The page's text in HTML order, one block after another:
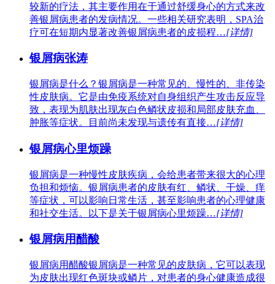
较新的疗法，其主要作用在于通过舒缓身心的方式来改
善银屑病患者的发病情况。一些相关研究表明，SPA治
疗可在短期内显著改善银屑病患者的皮损程…[详情]
银屑病张涛
银屑病是什么？银屑病是一种常见的、慢性的、非传染
性皮肤病。它是由免疫系统对自身组织产生攻击反应导
致，表现为肌肤出现灰白色鳞状皮损和局部皮肤充血、
肿胀等症状。目前尚未发现与遗传有直接…[详情]
银屑病心里烦躁
银屑病是一种慢性皮肤疾病，会给患者带来很大的心理
负担和烦恼。银屑病患者的皮肤有红、鳞状、干燥、痒
等症状，可以影响日常生活，甚至影响患者的心理健康
和社交生活。以下是关于银屑病心里烦躁…[详情]
银屑病用醋酸
银屑病用醋酸银屑病是一种常见的皮肤病，它可以表现
为皮肤出现红色斑块或鳞片，对患者的身心健康造成很